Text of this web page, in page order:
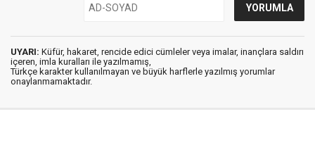
UYARI: Küfür, hakaret, rencide edici cümleler veya imalar, inançlara saldırı
içeren, imla kuralları ile yazılmamış,
Türkçe karakter kullanılmayan ve büyük harflerle yazılmış yorumlar
onaylanmamaktadır.